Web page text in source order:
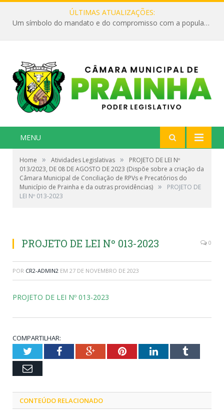
ÚLTIMAS ATUALIZAÇÕES:
Um símbolo do mandato e do compromisso com a população
MENU
Home » Atividades Legislativas »
PROJETO DE LEI Nº
013/2023, DE 08 DE AGOSTO DE 2023 (Dispõe sobre a criação da
Câmara Municipal de Conciliação de RPVs e Precatórios do
Município de Prainha e da outras providências) »
PROJETO DE
LEI Nº 013-2023
PROJETO DE LEI Nº 013-2023 0
POR CR2-ADMIN2 EM 27 DE NOVEMBRO DE 2023
PROJETO DE LEI Nº 013-2023
COMPARTILHAR:
TwitterFacebookGoogle+PinterestLinkedInTumblr
Email
CONTEÚDO RELACIONADO